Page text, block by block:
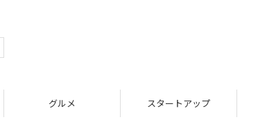
グルメ スタートアップ